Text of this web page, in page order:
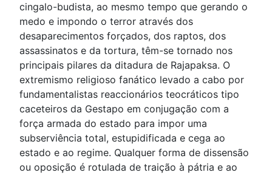
cingalo-budista, ao mesmo tempo que gerando o
medo e impondo o terror através dos
desaparecimentos forçados, dos raptos, dos
assassinatos e da tortura, têm-se tornado nos
principais pilares da ditadura de Rajapaksa. O
extremismo religioso fanático levado a cabo por
fundamentalistas reaccionários teocráticos tipo
caceteiros da Gestapo em conjugação com a
força armada do estado para impor uma
subserviência total, estupidificada e cega ao
estado e ao regime. Qualquer forma de dissensão
ou oposição é rotulada de traição à pátria e ao